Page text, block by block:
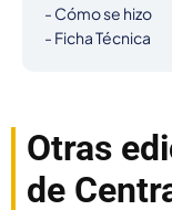
- Cómo se hizo
- Ficha Técnica
Otras
de